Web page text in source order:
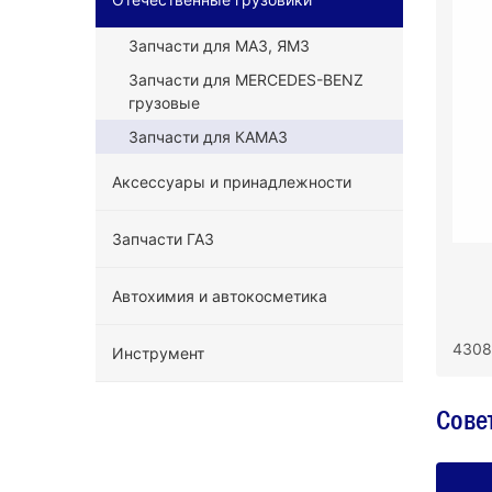
Запчасти для МАЗ, ЯМЗ
Запчасти для MERCEDES-BENZ
грузовые
Запчасти для КАМАЗ
Аксессуары и принадлежности
Запчасти ГАЗ
Автохимия и автокосметика
Инструмент